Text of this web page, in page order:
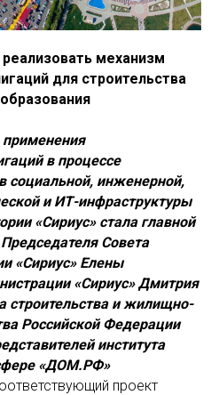
механизм
для строительства
в процессе
социальной, инженерной,
и ИТ-инфраструктуры
«Сириус» стала главной
Совета
«Сириус» Елены
«Сириус» Дмитрия
строительства и жилищно-
Российской Федерации
института
«ДОМ.РФ»
проект